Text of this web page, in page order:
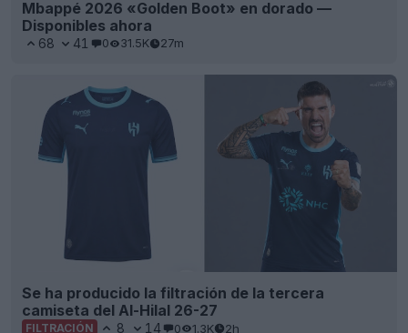
Mbappé 2026 «Golden Boot» en dorado —
Disponibles ahora
68 41 0 31.5K 27m
Se ha producido la filtración de la tercera
camiseta del Al-Hilal 26-27
FILTRACIÓN 8 14 0 1.3K 2h